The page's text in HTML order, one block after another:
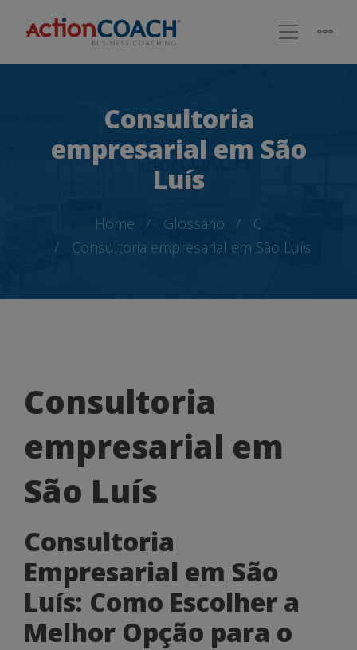
Consultoria
empresarial em São
Luís
Home Glossário
C
Consultoria empresarial em São Luís
Consultoria
empresarial
em
São
Luís
Consultoria
empresarial em
São Luís
Consultoria
Empresarial em São
Luís: Como Escolher a
Melhor Opção para o